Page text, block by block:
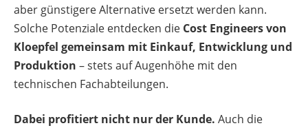
aber günstigere Alternative ersetzt werden kann.
Solche Potenziale entdecken die Cost Engineers von
Kloepfel gemeinsam mit Einkauf, Entwicklung und
Produktion – stets auf Augenhöhe mit den
technischen Fachabteilungen.
Dabei profitiert nicht nur der Kunde. Auch die